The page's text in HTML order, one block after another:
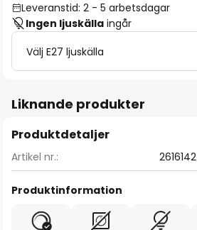
Leveranstid: 2 - 5 arbetsdagar
Ingen ljuskälla ingår
Välj E27 ljuskälla
Liknande produkter
Produktdetaljer
Artikel nr.: 2616142
Produktinformation